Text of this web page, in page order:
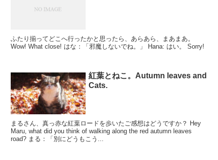
ふたり揃ってどこへ行ったかと思ったら、あらあら、まあまあ。
Wow! What close! はな：「邪魔しないでね。」 Hana: はい。 Sorry!
紅葉とねこ。Autumn leaves and
Cats.
まるさん、真っ赤な紅葉ロードを歩いたご感想はどうですか？ Hey
Maru, what did you think of walking along the red autumn leaves
road? まる：「別にどうもこう...